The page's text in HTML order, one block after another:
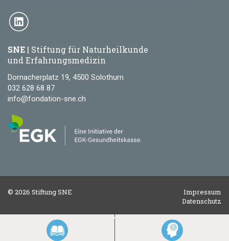
SNE | Stiftung für Naturheilkunde
und Erfahrungsmedizin
Dornacherplatz 19, 4500 Solothurn
032 628 68 87
info@fondation-sne.ch
© 2026 Stiftung SNE
Impressum
Datenschutz